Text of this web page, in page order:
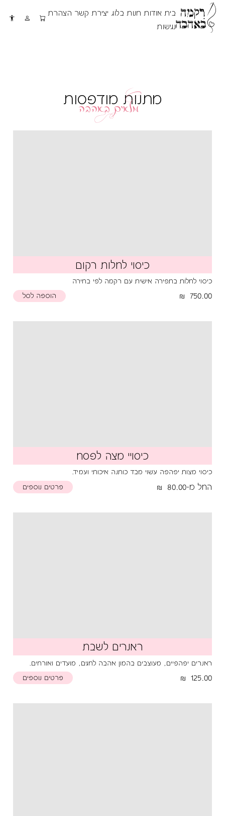
בית אודות חנות בלוג יצירת קשר הצהרת
נגישות
מתנות מודפסות
מל++אים ב++אהבה
כיסוי לחלות רקום
כיסוי לחלות בתפירה אישית עם רקמה לפי בחירה
750.00 הוספה לסל
כיסויי מצה לפסח
כיסוי מצות יפהפה עשוי מבד כותנה איכותי ועמיד.
החל מ-80.00 פרטים נוספים
ראנרים לשבת
ראנרים יפהפיים, מעוצבים בהמון אהבה לחגים, מועדים ואורחים.
125.00 פרטים נוספים